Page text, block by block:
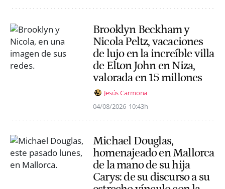
Brooklyn Beckham y
Nicola Peltz, vacaciones
de lujo en la increíble villa
de Elton John en Niza,
valorada en 15 millones
Jesús Carmona
04/08/2026 10:43h
Michael Douglas,
homenajeado en Mallorca
de la mano de su hija
Carys: de su discurso a su